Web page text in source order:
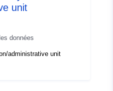
unit
données
administrative unit